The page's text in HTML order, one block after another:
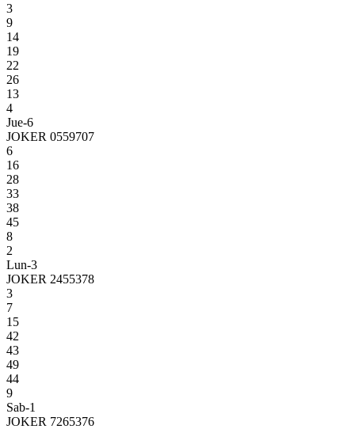
3
9
14
19
22
26
13
4
Jue-6
JOKER 0559707
6
16
28
33
38
45
8
2
Lun-3
JOKER 2455378
3
7
15
42
43
49
44
9
Sab-1
JOKER 7265376